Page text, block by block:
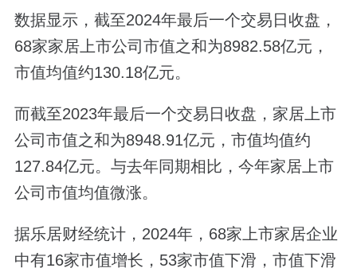
数据显示，截至2024年最后一个交易日收盘，
68家家居上市公司市值之和为8982.58亿元，
市值均值约130.18亿元。
而截至2023年最后一个交易日收盘，家居上市
公司市值之和为8948.91亿元，市值均值约
127.84亿元。与去年同期相比，今年家居上市
公司市值均值微涨。
据乐居财经统计，2024年，68家上市家居企业
中有16家市值增长，53家市值下滑，市值下滑